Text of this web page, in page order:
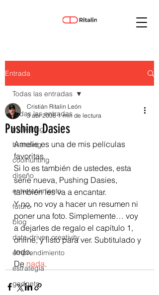
Entrada
Todas las entradas
marketing
branding
coolhunting
diseño
entretenimiento
futuro
blog
data-driven creativity
emprendimiento
estrategia
gadgets
Todas las entradas
Pushing Dasies
Cristián Ritalin León
3 abr 2008 1 min de lectura
Amelie es una de mis películas
favoritas.
Si lo es también de ustedes, esta
serie nueva, Pushing Dasies,
también les va a encantar.
Y no, no voy a hacer un resumen ni
poner una foto. Simplemente… voy
a dejarles de regalo el capítulo 1,
online, y listo para ver. Subtitulado y
todo.
De nada.